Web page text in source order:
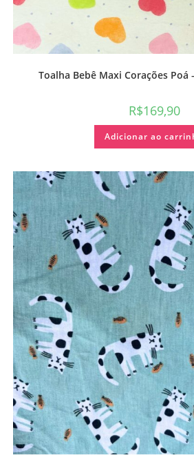
Toalha Bebê Maxi Corações Poá
R$169,90
Adicionar ao